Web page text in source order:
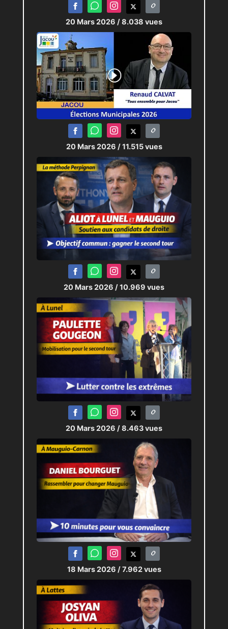
20 Mars 2026 / 8.038 vues
20 Mars 2026 / 11.515 vues
20 Mars 2026 / 10.969 vues
20 Mars 2026 / 8.463 vues
18 Mars 2026 / 7.962 vues